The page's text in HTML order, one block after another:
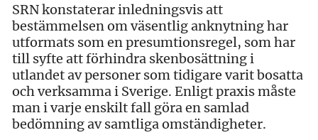
SRN konstaterar inledningsvis att
bestämmelsen om väsentlig anknytning har
utformats som en presumtionsregel, som har
till syfte att förhindra skenbosättning i
utlandet av personer som tidigare varit bosatta
och verksamma i Sverige. Enligt praxis måste
man i varje enskilt fall göra en samlad
bedömning av samtliga omständigheter.